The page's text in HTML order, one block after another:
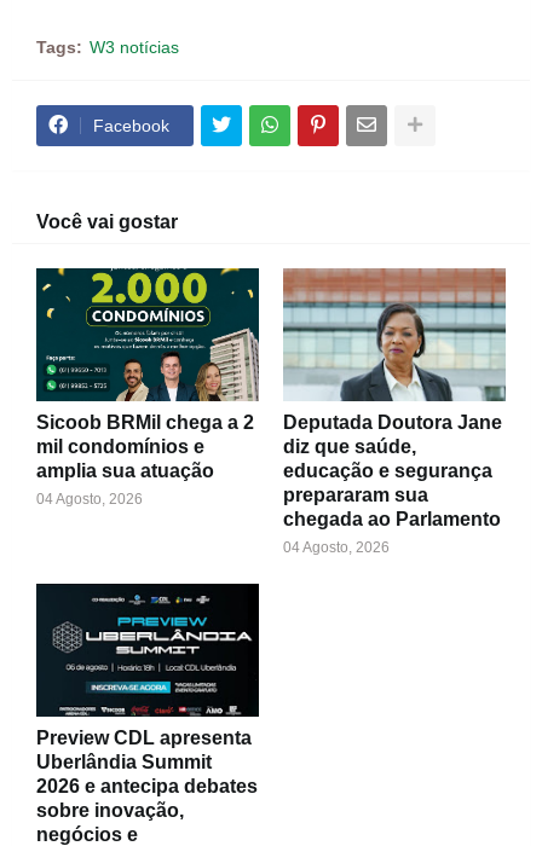
Tags: W3 notícias
Facebook
Você vai gostar
Sicoob BRMil chega a 2
mil condomínios e
amplia sua atuação
04 Agosto, 2026
Deputada Doutora Jane
diz que saúde,
educação e segurança
prepararam sua
chegada ao Parlamento
04 Agosto, 2026
Preview CDL apresenta
Uberlândia Summit
2026 e antecipa debates
sobre inovação,
negócios e